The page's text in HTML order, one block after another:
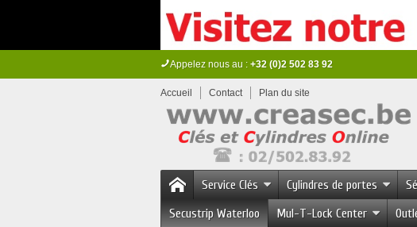
Appelez nous au : +32 (0)2 502 83 92
Accueil Contact Plan du site
Service Clés Cylindres de portes
Secustrip Waterloo
Mul-T-Lock Center